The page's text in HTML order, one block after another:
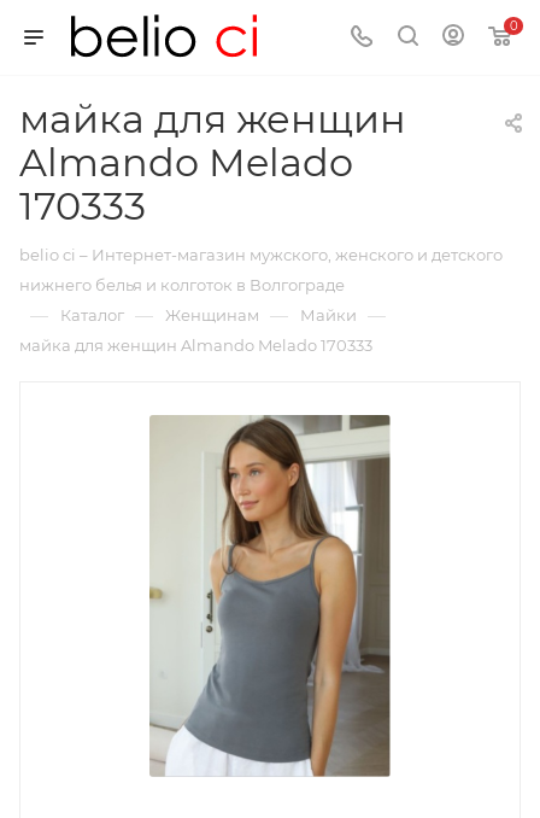
0
майка для женщин
Almando Melado
170333
belio ci – Интернет-магазин мужского, женского и детского
нижнего белья и колготок в Волгограде
— Каталог — Женщинам — Майки —
майка для женщин Almando Melado 170333